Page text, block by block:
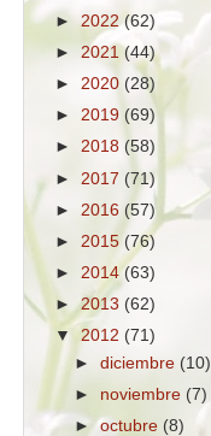
► 2022(62)
► 2021 (44)
► 2020 (28)
► 2019 (69)
► 2018 (58)
► 2017 (71)
► 2016 (57)
► 2015 (76)
► 2014(63)
►2013 (62)
▼ 2012 (71)
►diciembre(10)
► noviembre (7)
►octubre (8)